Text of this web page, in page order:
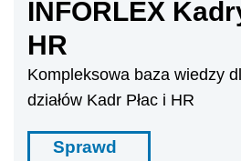
INFORLEX
HR
Kompleksowa baza wiedzy
działów Kadr Płac i HR
Sprawd